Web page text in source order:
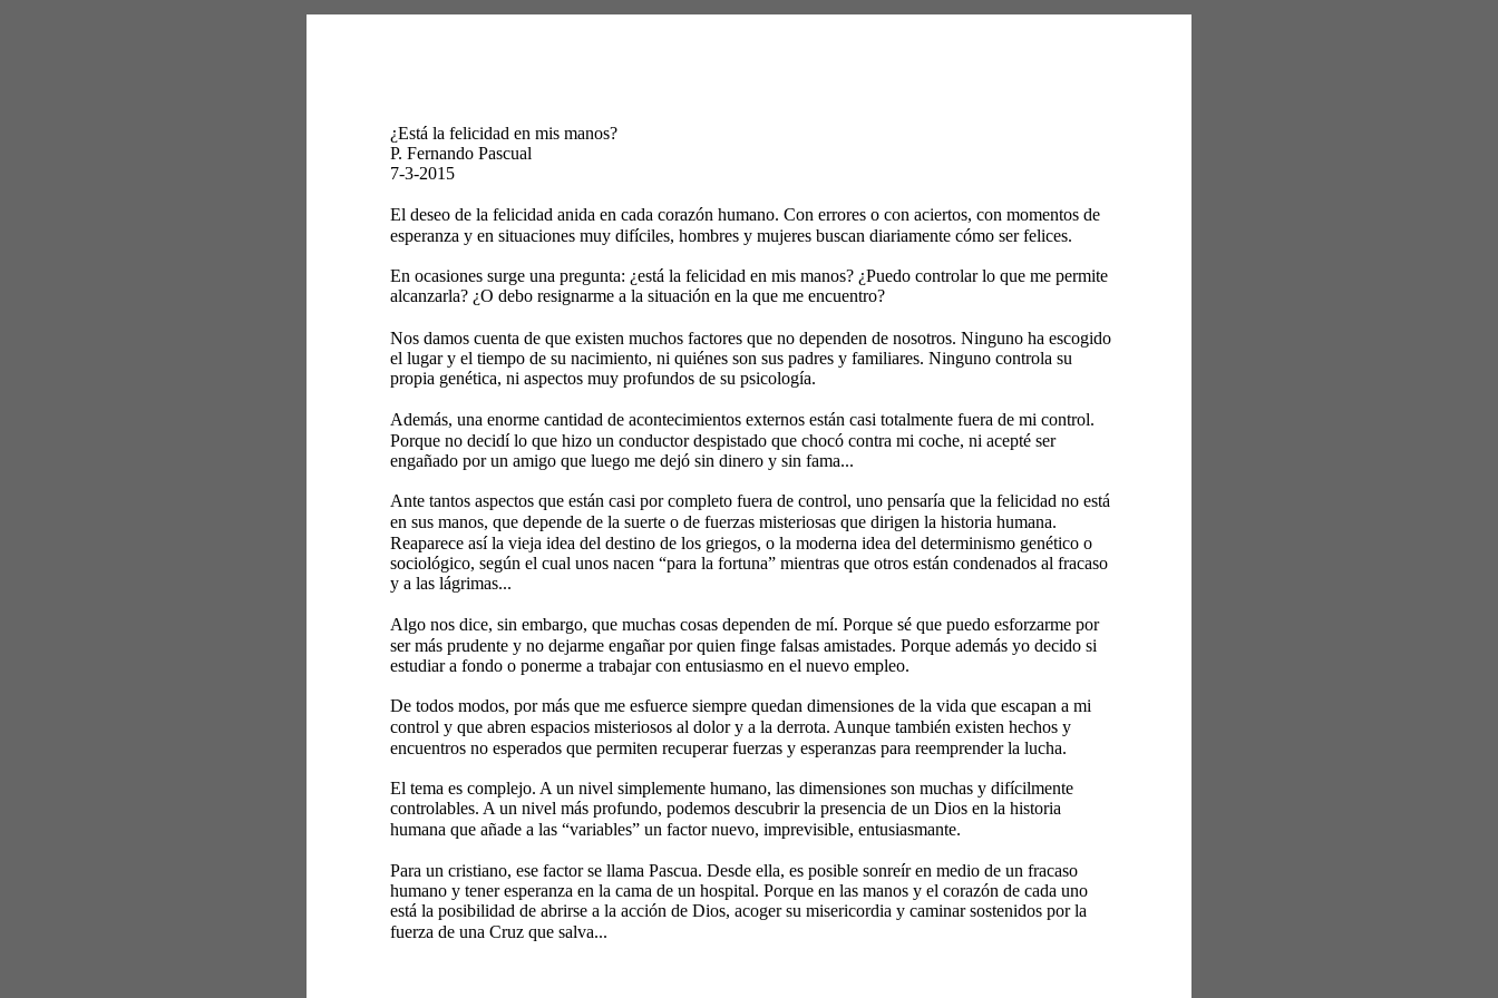
¿Está la felicidad en mis manos?
P. Fernando Pascual
7-3-2015
El deseo de la felicidad anida en cada corazón humano. Con errores o con aciertos, con momentos de
esperanza y en situaciones muy difíciles, hombres y mujeres buscan diariamente cómo ser felices.
En ocasiones surge una pregunta: ¿está la felicidad en mis manos? ¿Puedo controlar lo que me permite
alcanzarla? ¿O debo resignarme a la situación en la que me encuentro?
Nos damos cuenta de que existen muchos factores que no dependen de nosotros. Ninguno ha escogido
el lugar y el tiempo de su nacimiento, ni quiénes son sus padres y familiares. Ninguno controla su
propia genética, ni aspectos muy profundos de su psicología.
Además, una enorme cantidad de acontecimientos externos están casi totalmente fuera de mi control.
Porque no decidí lo que hizo un conductor despistado que chocó contra mi coche, ni acepté ser
engañado por un amigo que luego me dejó sin dinero y sin fama...
Ante tantos aspectos que están casi por completo fuera de control, uno pensaría que la felicidad no está
en sus manos, que depende de la suerte o de fuerzas misteriosas que dirigen la historia humana.
Reaparece así la vieja idea del destino de los griegos, o la moderna idea del determinismo genético o
sociológico, según el cual unos nacen “para la fortuna” mientras que otros están condenados al fracaso
y a las lágrimas...
Algo nos dice, sin embargo, que muchas cosas dependen de mí. Porque sé que puedo esforzarme por
ser más prudente y no dejarme engañar por quien finge falsas amistades. Porque además yo decido si
estudiar a fondo o ponerme a trabajar con entusiasmo en el nuevo empleo.
De todos modos, por más que me esfuerce siempre quedan dimensiones de la vida que escapan a mi
control y que abren espacios misteriosos al dolor y a la derrota. Aunque también existen hechos y
encuentros no esperados que permiten recuperar fuerzas y esperanzas para reemprender la lucha.
El tema es complejo. A un nivel simplemente humano, las dimensiones son muchas y difícilmente
controlables. A un nivel más profundo, podemos descubrir la presencia de un Dios en la historia
humana que añade a las “variables” un factor nuevo, imprevisible, entusiasmante.
Para un cristiano, ese factor se llama Pascua. Desde ella, es posible sonreír en medio de un fracaso
humano y tener esperanza en la cama de un hospital. Porque en las manos y el corazón de cada uno
está la posibilidad de abrirse a la acción de Dios, acoger su misericordia y caminar sostenidos por la
fuerza de una Cruz que salva...